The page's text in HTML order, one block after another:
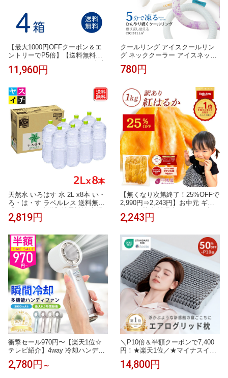
【最大1000円OFFクーポン＆エ
ントリーでP5倍】【送料無料】
ルモイスチャー 4箱セット (1箱30
ドロゲル コンタクトレンズ 1日
使い捨て
11,960円
クールリング アイスクールリン
グ ネッククーラー アイスネック
リング 冷感リング ひんやりリン
グ クールネック スマートアイス
子 男の子 首 冷却 暑さ対策 ひん
やり 冷感グッズ 送料無料 cicibell
a
780円
天然水 いろはす 水 2L x8本 い・
ろ・は・す ラベルレス 送料無料
ミネラルウオーター のむシリカ
はすラベルなし 水 ラベル無し
2,819円
【無くなり次第終了！25%OFFで
2,990円⇒2,243円】お中元 ギフ
あり 1kg 食べ物 和菓子 おやつ
さつまいも スイーツ ダイエット
お菓子 和スイーツ お祝い N1
2,243円
衝撃セール970円〜【楽天1位☆
テレビ紹介】4way 冷却ハンディ
ファンPRO 2026 ハンディファン
冷却プレート 扇風機 シシベラ ハ
2,780円 ～
＼P10倍＆半額クーポンで7,400
円！★楽天1位／★マイナスイオ
ン★枕 枕カバー付 エアログリッ
ド枕 洗える 通気性抜群 ジェル T
14,800円